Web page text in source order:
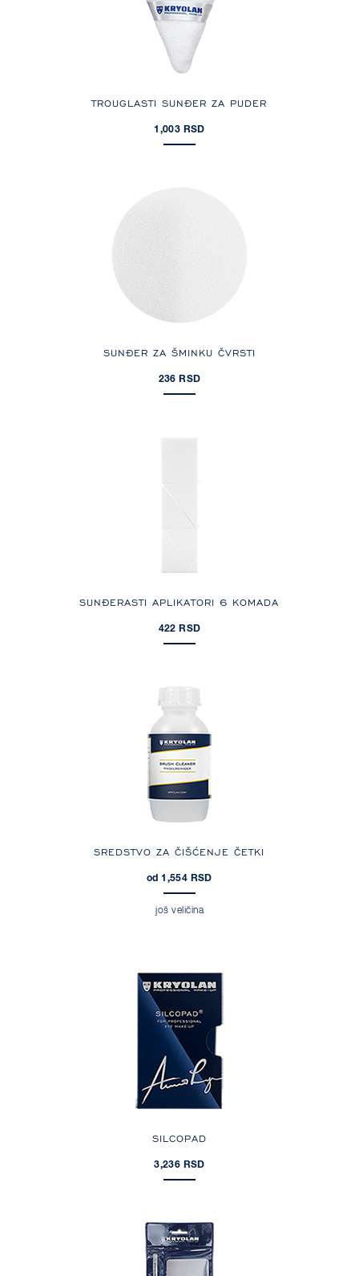
TROUGLASTI SUNĐER ZA PUDER
1,003 RSD
SUNĐER ZA ŠMINKU ČVRSTI
236 RSD
SUNĐERASTI APLIKATORI 6 KOMADA
422 RSD
SREDSTVO ZA ČIŠĆENJE ČETKI
od 1,554 RSD
još veličina
SILCOPAD
3,236 RSD